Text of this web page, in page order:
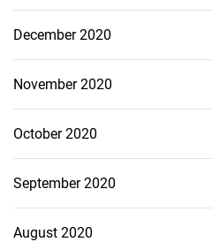
December 2020
November 2020
October 2020
September 2020
August 2020